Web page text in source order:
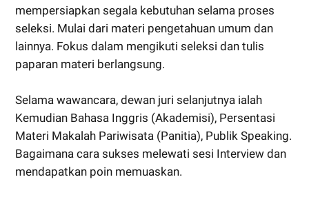
mempersiapkan segala kebutuhan selama proses
seleksi. Mulai dari materi pengetahuan umum dan
lainnya. Fokus dalam mengikuti seleksi dan tulis
paparan materi berlangsung.
Selama wawancara, dewan juri selanjutnya ialah
Kemudian Bahasa Inggris (Akademisi), Persentasi
Materi Makalah Pariwisata (Panitia), Publik Speaking.
Bagaimana cara sukses melewati sesi Interview dan
mendapatkan poin memuaskan.